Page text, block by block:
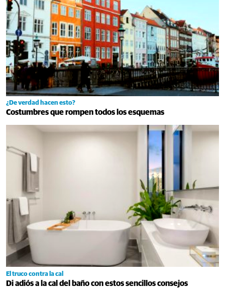
¿De verdad hacen esto?
Costumbres que rompen todos los esquemas
El truco contra la cal
Di adiós a la cal del baño con estos sencillos consejos